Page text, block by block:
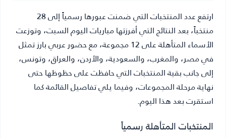
ارتفع عدد المنتخبات التي ضمنت عبورها رسمياً إلى 28
منتخباً، بعد النتائج التي أفرزتها مباريات اليوم السبت، وتوزعت
الأسماء المتأهلة على 12 مجموعة، مع حضور عربي بارز تمثل
في مصر، والمغرب، والسعودية، والأردن، والعراق، وتونس،
إلى جانب بقية المنتخبات التي حافظت على حظوظها حتى
نهاية مرحلة المجموعات، وفيما يلي تفاصيل القائمة كما
استقرت بعد هذا اليوم.
المنتخبات المتأهلة رسمياً